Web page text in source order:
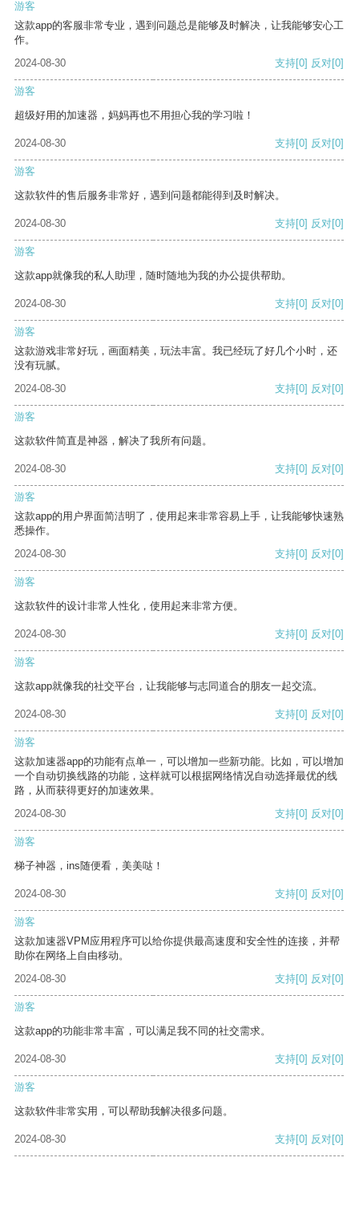
游客
这款app的客服非常专业，遇到问题总是能够及时解决，让我能够安心工
作。
2024-08-30
支持[0] 反对[0]
游客
超级好用的加速器，妈妈再也不用担心我的学习啦！
2024-08-30 支持[0] 反对[0]
游客
这款软件的售后服务非常好，遇到问题都能得到及时解决。
2024-08-30 支持[0] 反对[0]
游客
这款app就像我的私人助理，随时随地为我的办公提供帮助。
2024-08-30 支持[0] 反对[0]
游客
这款游戏非常好玩，画面精美，玩法丰富。我已经玩了好几个小时，还
没有玩腻。
2024-08-30
支持[0] 反对[0]
游客
这款软件简直是神器，解决了我所有问题。
2024-08-30 支持[0] 反对[0]
游客
这款app的用户界面简洁明了，使用起来非常容易上手，让我能够快速熟
悉操作。
2024-08-30
支持[0] 反对[0]
游客
这款软件的设计非常人性化，使用起来非常方便。
2024-08-30 支持[0] 反对[0]
游客
这款app就像我的社交平台，让我能够与志同道合的朋友一起交流。
2024-08-30 支持[0] 反对[0]
游客
这款加速器app的功能有点单一，可以增加一些新功能。比如，可以增加
一个自动切换线路的功能，这样就可以根据网络情况自动选择最优的线
路，从而获得更好的加速效果。
2024-08-30
支持[0] 反对[0]
游客
梯子神器，ins随便看，美美哒！
2024-08-30 支持[0] 反对[0]
游客
这款加速器VPM应用程序可以给你提供最高速度和安全性的连接，并帮
助你在网络上自由移动。
2024-08-30
支持[0] 反对[0]
游客
这款app的功能非常丰富，可以满足我不同的社交需求。
2024-08-30 支持[0] 反对[0]
游客
这款软件非常实用，可以帮助我解决很多问题。
2024-08-30 支持[0] 反对[0]